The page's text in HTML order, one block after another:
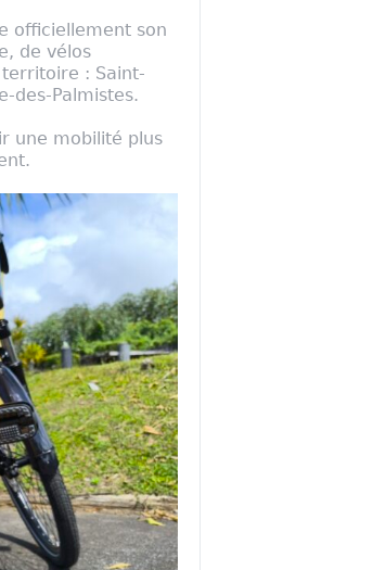
officiellement son
de vélos
: Saint-
des-Palmistes.
une mobilité plus